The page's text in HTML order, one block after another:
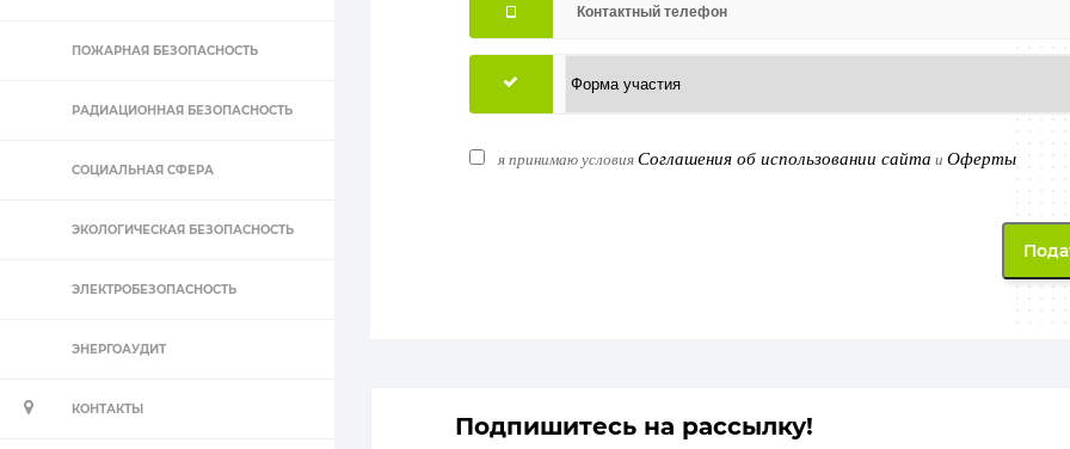
ПОЖАРНАЯ БЕЗОПАСНОСТЬ
РАДИАЦИОННАЯ БЕЗОПАСНОСТЬ
СОЦИАЛЬНАЯ СФЕРА
ЭКОЛОГИЧЕСКАЯ БЕЗОПАСНОСТЬ
ЭЛЕКТРОБЕЗОПАСНОСТЬ
ЭНЕРГОАУДИТ
КОНТАКТЫ
я принимаю условияСоглашения об использовании сайта и Оферты
Подпишитесь на рассылку!